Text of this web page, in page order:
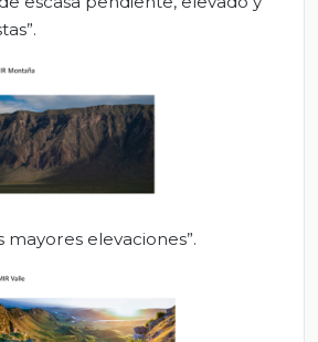
mayores elevaciones”.